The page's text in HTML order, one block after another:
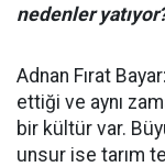
nedenler
Adnan Fırat
ettiği ve aynı
bir kültür var.
unsur ise tarım